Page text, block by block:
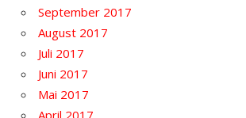
September 2017
August 2017
Juli 2017
Juni 2017
Mai 2017
April 2017